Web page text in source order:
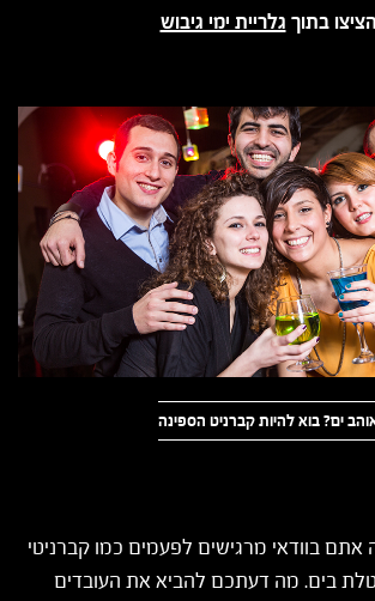
הציצו בתוך גלריית ימי גיבוש
ים? בוא להיות קברניט הספינה
אתם בוודאי מרגישים לפעמים כמו קברניטי
בים. מה דעתכם להביא את העובדים